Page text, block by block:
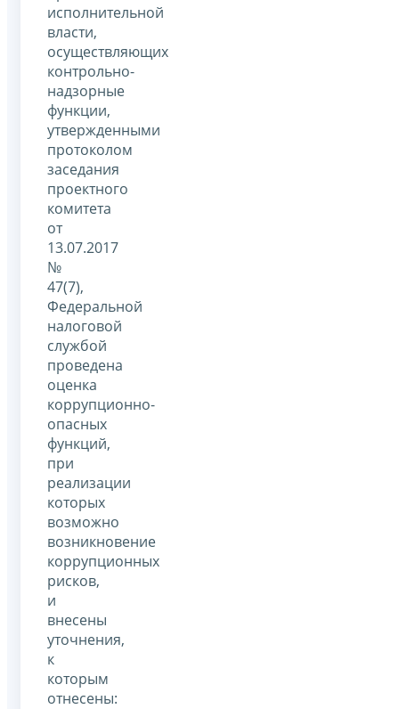
исполнительной
власти,
осуществляющих
контрольно-
надзорные
функции,
утвержденными
протоколом
заседания
проектного
комитета
от
13.07.2017
№
47(7),
Федеральной
налоговой
службой
проведена
оценка
коррупционно-
опасных
функций,
при
реализации
которых
возможно
возникновение
коррупционных
рисков,
и
внесены
уточнения,
к
которым
отнесены: